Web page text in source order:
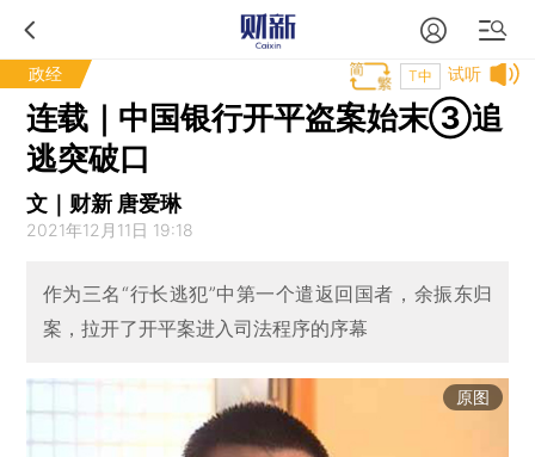
政经 试听
T中
连载｜中国银行开平盗案始末③追
逃突破口
文｜财新 唐爱琳
2021年12月11日 19:18
作为三名“行长逃犯”中第一个遣返回国者，余振东归
案，拉开了开平案进入司法程序的序幕
原图